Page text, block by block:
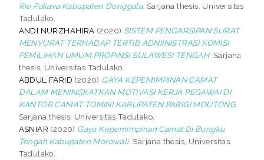
Rio Pakava Kabupaten Donggala. Sarjana thesis, Universitas
Tadulako.
ANDI NURZHAHIRA (2020) SISTEM PENGARSIPAN SURAT
MENYURAT TERHADAP TERTIB ADNIINISTRASI KOMISI
PEMILIHAN UMUM PROPINSI SULAWESI TENGAH. Sarjana
thesis, Universitas Tadulako.
ABDUL FARID (2020) GAYA KEPEMIMPINAN CAMAT
DALAM MENINGKATKAN MOTIVASI KERJA PEGAWAI DI
KANTOR CAMAT TOMINI KABUPATEN PARIGI MOUTONG.
Sarjana thesis, Universitas Tadulako.
ASNIAR (2020) Gaya Kepemimpinan Camat Di Bungku
Tengah Kabupaten Morowali. Sarjana thesis, Universitas
Tadulako.